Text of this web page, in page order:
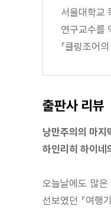
서울대학교
연구교수를
『클링조어
출판사 리뷰
낭만주의의 마지
하인리히 하이네
오늘날에도 많
선보였던 『여행